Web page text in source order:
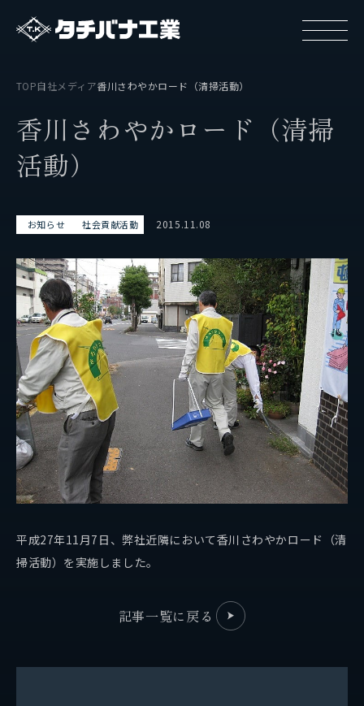
タチバナ工業の強み
タチバナ工業はやわかり
事業紹介
保有船舶
企業情報
会社概要
TOP自社メディア香川さわやかロード（清掃活動）
香川さ わやかロ ー ド （清掃
活動）
お知らせ 社会貢献活動 2015.11.08
平成27年11月7日、弊社近隣において香川さわやかロード（清
掃活動）を実施しました。
記事一覧に戻る